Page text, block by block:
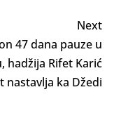
Next
47 dana pauze u
hadžija Rifet Karić
nastavlja ka Džedi